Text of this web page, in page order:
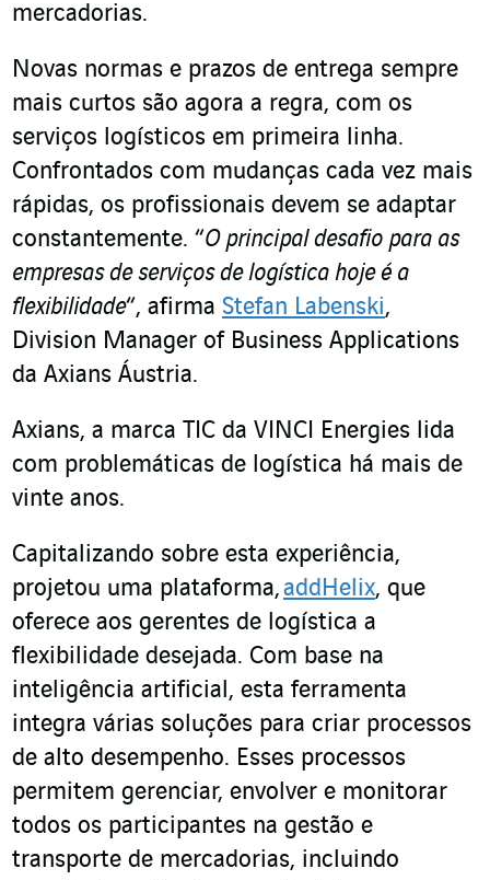
mercadorias.
Novas normas e prazos de entrega sempre
mais curtos são agora a regra, com os
serviços logísticos em primeira linha.
Confrontados com mudanças cada vez mais
rápidas, os profissionais devem se adaptar
constantemente. “O principal desafio para as
empresas de serviços de logística hoje é a
flexibilidade“, afirma Stefan Labenski,
Division Manager of Business Applications
da Axians Áustria.
Axians, a marca TIC da VINCI Energies lida
com problemáticas de logística há mais de
vinte anos.
Capitalizando sobre esta experiência,
projetou uma plataforma,addHelix, que
oferece aos gerentes de logística a
flexibilidade desejada. Com base na
inteligência artificial, esta ferramenta
integra várias soluções para criar processos
de alto desempenho. Esses processos
permitem gerenciar, envolver e monitorar
todos os participantes na gestão e
transporte de mercadorias, incluindo